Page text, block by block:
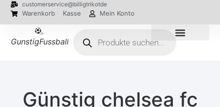
customerservice@billigtrikotde
Warenkorb Kasse Mein Konto
GunstigFussballTrikot
Günstig chelsea fc